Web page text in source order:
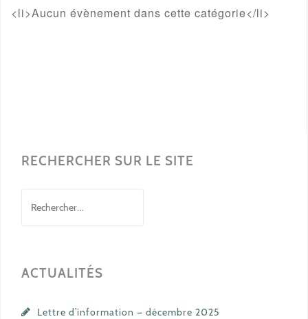
<li>Aucun évènement dans cette catégorie</li>
RECHERCHER SUR LE SITE
ACTUALITÉS
Lettre d’information — décembre 2025